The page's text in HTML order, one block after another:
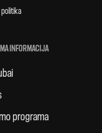
politika
INFORMACIJA
programa